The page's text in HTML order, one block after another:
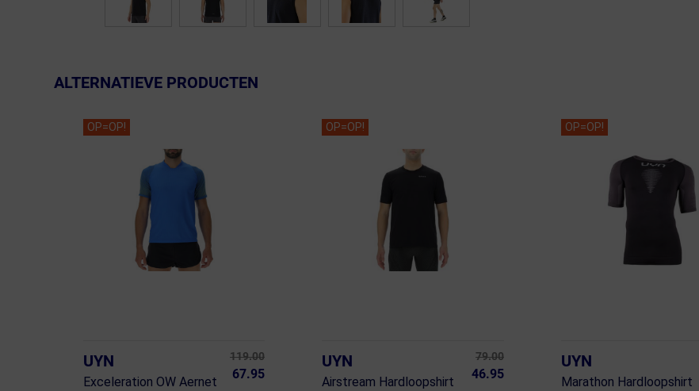
ALTERNATIEVE PRODUCTEN
OP=OP!
UYN
Exceleration OW Aernet
119.00
67.95
OP=OP!
UYN
Airstream Hardloopshirt
79.00
46.95
OP=OP!
UYN
Marathon Hardloopshirt